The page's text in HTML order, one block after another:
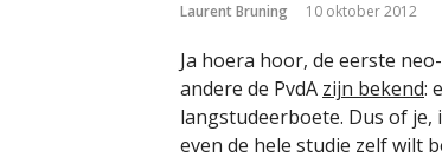
Laurent Bruning 10 oktober 2012
Ja hoera hoor, de eerste
andere de PvdA zijn bekend:
langstudeerboete. Dus of
even de hele studie zelf wilt